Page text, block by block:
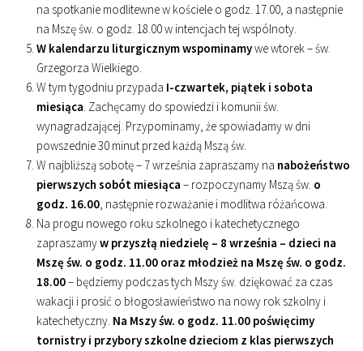
na spotkanie modlitewne w kościele o godz. 17.00, a następnie
na Mszę św. o godz. 18.00 w intencjach tej wspólnoty.
W kalendarzu liturgicznym wspominamywe wtorek – św.
Grzegorza Wielkiego.
W tym tygodniu przypada I-czwartek, piątek i sobota
miesiąca. Zachęcamy do spowiedzi i komunii św.
wynagradzającej. Przypominamy, że spowiadamy w dni
powszednie 30 minut przed każdą Mszą św.
W najbliższą sobotę – 7 września zapraszamy na nabożeństwo
pierwszych sobót miesiąca – rozpoczynamy Mszą św. o
godz. 16.00, następnie rozważanie i modlitwa różańcowa.
Na progu nowego roku szkolnego i katechetycznego
zapraszamyw przyszłą niedzielę – 8 września – dzieci na
Mszę św. o godz. 11.00 oraz młodzież na Mszę św. o godz.
18.00– będziemy podczas tych Mszy św. dziękować za czas
wakacji i prosić o błogosławieństwo na nowy rok szkolny i
katechetyczny. Na Mszy św. o godz. 11.00 poświęcimy
tornistry i przybory szkolne dzieciom z klas pierwszych